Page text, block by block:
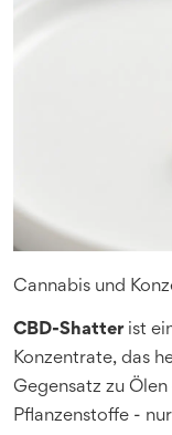
Cannabis und
CBD-Shatterist
Konzentrate, das
Gegensatz zu
Pflanzenstoffe -